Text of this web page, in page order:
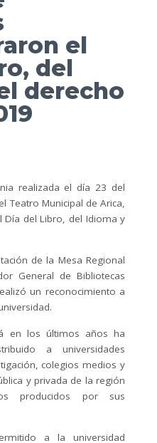
el
del
derecho
realizada el día 23 del
Teatro Municipal de Arica,
Día del Libro, del Idioma y
de la Mesa Regional
General de Bibliotecas
un reconocimiento a
en los últimos años ha
a universidades
colegios medios y
y privada de la región
producidos por sus
a la universidad